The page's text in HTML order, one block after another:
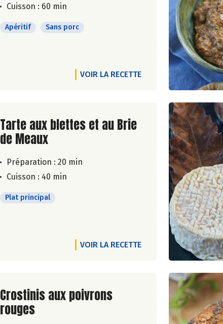
Cuisson : 60 min
Apéritif Sans porc
VOIR LA RECETTE
Lire la suite de la recette
Tarte aux blettes et au Brie
de Meaux
Préparation : 20 min
Cuisson : 40 min
Plat principal
VOIR LA RECETTE
Lire la suite de la recette
Crostinis aux poivrons
rouges